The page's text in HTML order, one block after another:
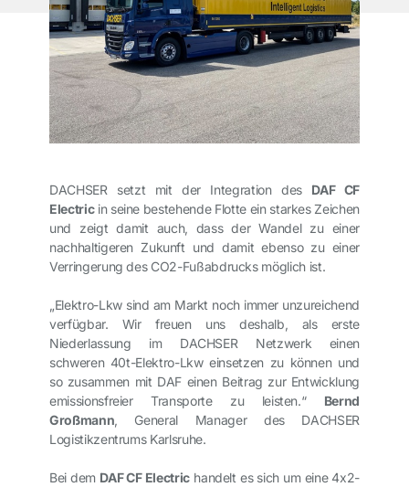
DACHSER setzt mit der Integration des DAF CF
Electricin seine bestehende Flotte ein starkes Zeichen
und zeigt damit auch, dass der Wandel zu einer
nachhaltigeren Zukunft und damit ebenso zu einer
Verringerung des CO2-Fußabdrucks möglich ist.
„Elektro-Lkw sind am Markt noch immer unzureichend
verfügbar. Wir freuen uns deshalb, als erste
Niederlassung im DACHSER Netzwerk einen
schweren 40t-Elektro-Lkw einsetzen zu können und
so zusammen mit DAF einen Beitrag zur Entwicklung
emissionsfreier Transporte zu leisten.“ Bernd
Großmann, General Manager des DACHSER
Logistikzentrums Karlsruhe.
Bei dem DAF CF Electric handelt es sich um eine 4x2-